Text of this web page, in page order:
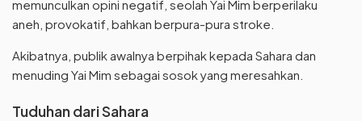
memunculkan opini negatif, seolah Yai Mim berperilaku
aneh, provokatif, bahkan berpura-pura stroke.
Akibatnya, publik awalnya berpihak kepada Sahara dan
menuding Yai Mim sebagai sosok yang meresahkan.
Tuduhan dari Sahara